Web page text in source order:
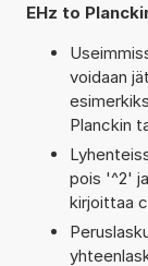
EHz to
voidaan
Planckin
pois '^2'
kirjoittaa